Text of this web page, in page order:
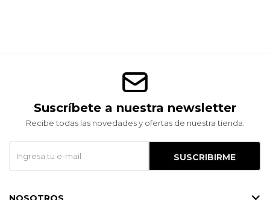
Suscríbete a nuestra newsletter
Recibe todas las novedades y ofertas de nuestra tienda.
SUSCRIBIRME